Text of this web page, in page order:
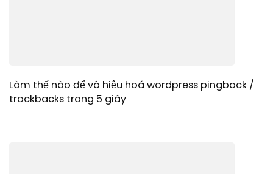
Làm thế nào để vô hiệu hoá wordpress pingback /
trackbacks trong 5 giây